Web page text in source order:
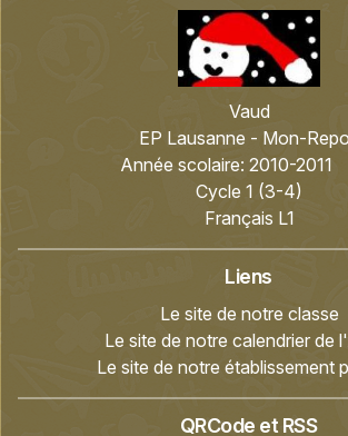
Vaud
EP Lausanne - Mon-
Année scolaire: 2010-2011
Cycle 1 (3-4)
Français L1
Liens
Le site de notre classe
Le site de notre calendrier de
Le site de notre établissement
QRCode et RSS